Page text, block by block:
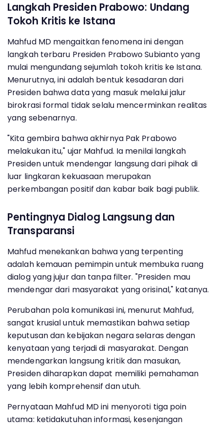
Langkah Presiden Prabowo: Undang
Tokoh Kritis ke Istana
Mahfud MD mengaitkan fenomena ini dengan
langkah terbaru Presiden Prabowo Subianto yang
mulai mengundang sejumlah tokoh kritis ke Istana.
Menurutnya, ini adalah bentuk kesadaran dari
Presiden bahwa data yang masuk melalui jalur
birokrasi formal tidak selalu mencerminkan realitas
yang sebenarnya.
"Kita gembira bahwa akhirnya Pak Prabowo
melakukan itu," ujar Mahfud. Ia menilai langkah
Presiden untuk mendengar langsung dari pihak di
luar lingkaran kekuasaan merupakan
perkembangan positif dan kabar baik bagi publik.
Pentingnya Dialog Langsung dan
Transparansi
Mahfud menekankan bahwa yang terpenting
adalah kemauan pemimpin untuk membuka ruang
dialog yang jujur dan tanpa filter. "Presiden mau
mendengar dari masyarakat yang orisinal," katanya.
Perubahan pola komunikasi ini, menurut Mahfud,
sangat krusial untuk memastikan bahwa setiap
keputusan dan kebijakan negara selaras dengan
kenyataan yang terjadi di masyarakat. Dengan
mendengarkan langsung kritik dan masukan,
Presiden diharapkan dapat memiliki pemahaman
yang lebih komprehensif dan utuh.
Pernyataan Mahfud MD ini menyoroti tiga poin
utama: ketidakutuhan informasi, kesenjangan